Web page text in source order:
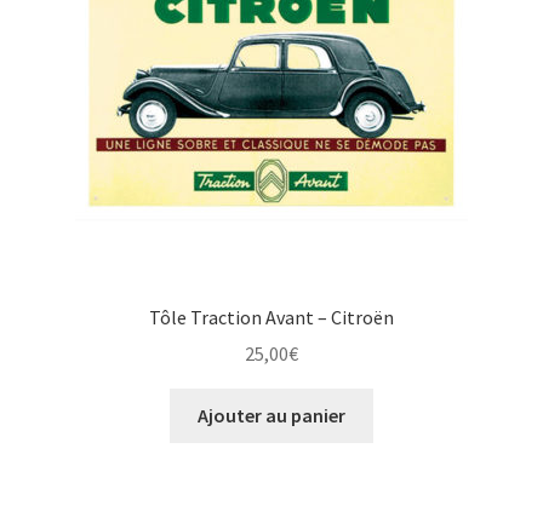
Tôle Traction Avant – Citroën
25,00€
Ajouter au panier